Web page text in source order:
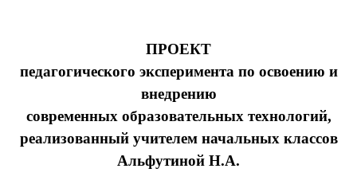
ПРОЕКТ
педагогического эксперимента по освоению и
внедрению
современных образовательных технологий,
реализованный учителем начальных классов
Альфутиной Н.А.